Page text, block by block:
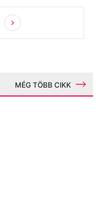
MÉG TÖBB CIKK